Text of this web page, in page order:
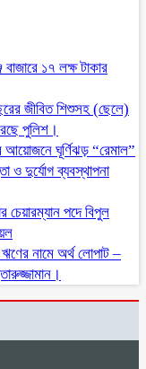
বাজারে ১৭ লক্ষ টাকার
জীবিত শিশুসহ (ছেলে)
পুলিশ।
আয়োজনে ঘূর্ণিঝড় “রেমাল”
ও দুর্যোগ ব্যবস্থাপনা
চেয়ারম্যান পদে বিপুল
নামে অর্থ লোপাট –